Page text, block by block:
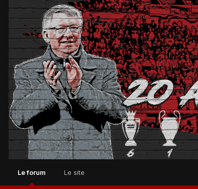
Le forum Le site